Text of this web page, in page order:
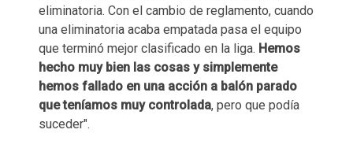
eliminatoria. Con el cambio de reglamento, cuando
una eliminatoria acaba empatada pasa el equipo
que terminó mejor clasificado en la liga. Hemos
hecho muy bien las cosas y simplemente
hemos fallado en una acción a balón parado
que teníamos muy controlada, pero que podía
suceder".